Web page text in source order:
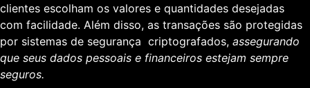
clientes escolham os valores e quantidades desejadas
com facilidade. Além disso, as transações são protegidas
por sistemas de segurança criptografados, assegurando
que seus dados pessoais e financeiros estejam sempre
seguros.